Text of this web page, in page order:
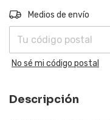
Entregas para el CP:
Medios de envío
No sé mi código postal
Descripción